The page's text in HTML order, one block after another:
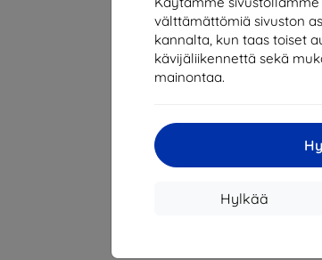
välttämättömiä sivuston
kannalta, kun taas toiset
kävijäliikennettä sekä
mainontaa.
Hylkää